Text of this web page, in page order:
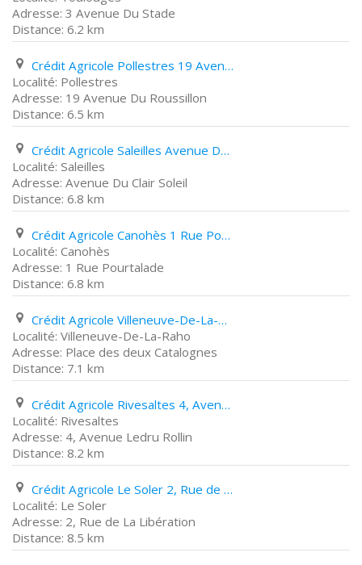
3 Avenue Du Stade
6.2 km
Crédit Agricole Pollestres 19 Avenue Du Roussillon
Pollestres
19 Avenue Du Roussillon
6.5 km
Crédit Agricole Saleilles Avenue Du Clair Soleil
Saleilles
Avenue Du Clair Soleil
6.8 km
Crédit Agricole Canohès 1 Rue Pourtalade
Canohès
1 Rue Pourtalade
6.8 km
Crédit Agricole Villeneuve-De-La-Raho Place des deux Catalognes
Villeneuve-De-La-Raho
Place des deux Catalognes
7.1 km
Crédit Agricole Rivesaltes 4, Avenue Ledru Rollin
Rivesaltes
4, Avenue Ledru Rollin
8.2 km
Crédit Agricole Le Soler 2, Rue de La Libération
Le Soler
2, Rue de La Libération
8.5 km